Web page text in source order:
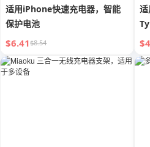
适用iPhone快速充电器，智能
保护电池
$6.41$8.54